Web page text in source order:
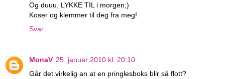
Og duuu, LYKKE TIL i morgen;)
Koser og klemmer til deg fra meg!
Svar
MonaV 25. januar 2010 kl. 20:10
Går det virkelig an at en pringlesboks blir så flott?